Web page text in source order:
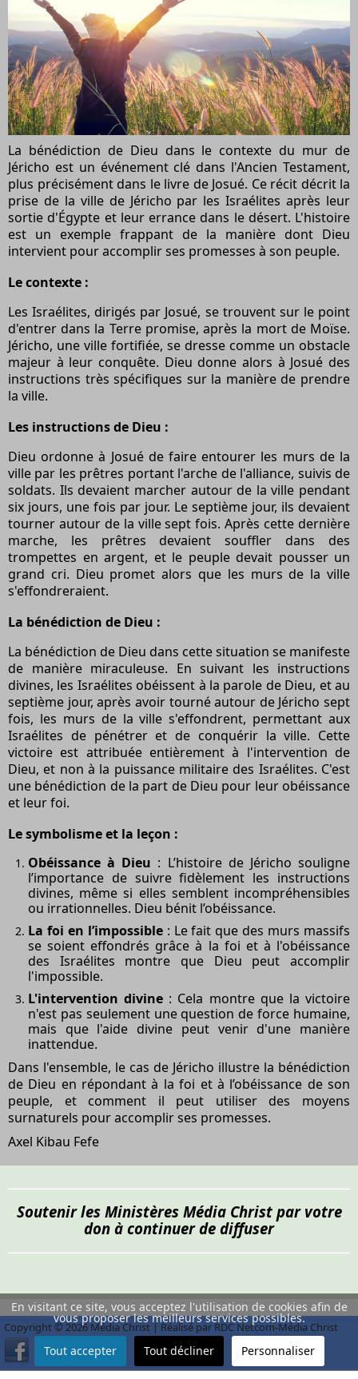
La bénédiction de Dieu dans le contexte du mur de
Jéricho est un événement clé dans l'Ancien Testament,
plus précisément dans le livre de Josué. Ce récit décrit la
prise de la ville de Jéricho par les Israélites après leur
sortie d'Égypte et leur errance dans le désert. L'histoire
est un exemple frappant de la manière dont Dieu
intervient pour accomplir ses promesses à son peuple.
Le contexte :
Les Israélites, dirigés par Josué, se trouvent sur le point
d'entrer dans la Terre promise, après la mort de Moïse.
Jéricho, une ville fortifiée, se dresse comme un obstacle
majeur à leur conquête. Dieu donne alors à Josué des
instructions très spécifiques sur la manière de prendre
la ville.
Les instructions de Dieu :
Dieu ordonne à Josué de faire entourer les murs de la
ville par les prêtres portant l'arche de l'alliance, suivis de
soldats. Ils devaient marcher autour de la ville pendant
six jours, une fois par jour. Le septième jour, ils devaient
tourner autour de la ville sept fois. Après cette dernière
marche, les prêtres devaient souffler dans des
trompettes en argent, et le peuple devait pousser un
grand cri. Dieu promet alors que les murs de la ville
s'effondreraient.
La bénédiction de Dieu :
La bénédiction de Dieu dans cette situation se manifeste
de manière miraculeuse. En suivant les instructions
divines, les Israélites obéissent à la parole de Dieu, et au
septième jour, après avoir tourné autour de Jéricho sept
fois, les murs de la ville s'effondrent, permettant aux
Israélites de pénétrer et de conquérir la ville. Cette
victoire est attribuée entièrement à l'intervention de
Dieu, et non à la puissance militaire des Israélites. C'est
une bénédiction de la part de Dieu pour leur obéissance
et leur foi.
Le symbolisme et la leçon :
Obéissance à Dieu : L’histoire de Jéricho souligne
l’importance de suivre fidèlement les instructions
divines, même si elles semblent incompréhensibles
ou irrationnelles. Dieu bénit l’obéissance.
La foi en l’impossible: Le fait que des murs massifs
se soient effondrés grâce à la foi et à l'obéissance
des Israélites montre que Dieu peut accomplir
l'impossible.
L'intervention divine : Cela montre que la victoire
n'est pas seulement une question de force humaine,
mais que l'aide divine peut venir d'une manière
inattendue.
Dans l'ensemble, le cas de Jéricho illustre la bénédiction
de Dieu en répondant à la foi et à l’obéissance de son
peuple, et comment il peut utiliser des moyens
surnaturels pour accomplir ses promesses.
Axel Kibau Fefe
Soutenir les Ministères Média Christ par votre
don à continuer de diffuser
Copyright © 2026 Média Christ | Réalisé par RDC Netcom-Média Christ
En visitant ce site, vous acceptez l'utilisation de cookies afin de
vous proposer les meilleurs services possibles.
Tout accepter Tout décliner Personnaliser